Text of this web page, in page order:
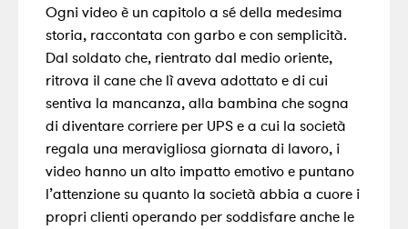
Ogni video è un capitolo a sé della medesima
storia, raccontata con garbo e con semplicità.
Dal soldato che, rientrato dal medio oriente,
ritrova il cane che lì aveva adottato e di cui
sentiva la mancanza, alla bambina che sogna
di diventare corriere per UPS e a cui la società
regala una meravigliosa giornata di lavoro, i
video hanno un alto impatto emotivo e puntano
l’attenzione su quanto la società abbia a cuore i
propri clienti operando per soddisfare anche le